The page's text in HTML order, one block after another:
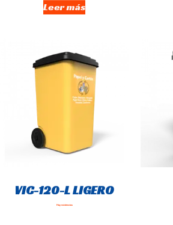
Leer más
VIC-120-L LIGERO
Hay existencias